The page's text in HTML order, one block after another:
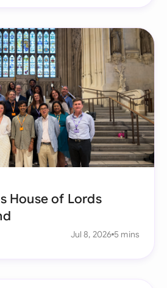
House of Lords
Jul 8, 2026 5 mins